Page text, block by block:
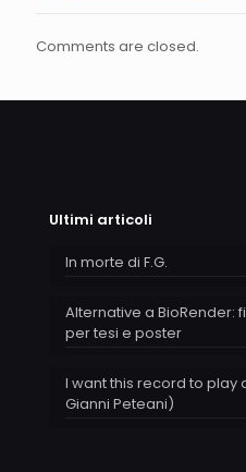
Comments are closed.
Ultimi articoli
In morte di F.G.
Alternative a BioRender:
per tesi e poster
I want this record to play
Gianni Peteani)